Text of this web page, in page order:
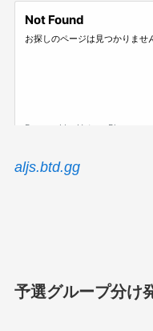
aljs.btd.gg
予選グループ分け